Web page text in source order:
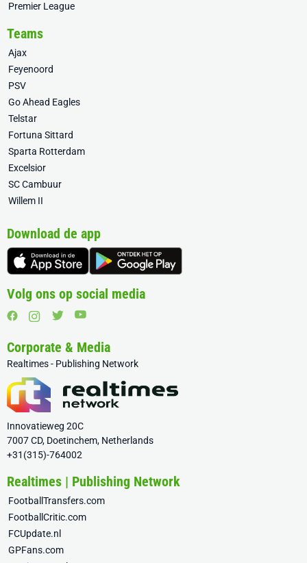
Premier League
Teams
Ajax
Feyenoord
PSV
Go Ahead Eagles
Telstar
Fortuna Sittard
Sparta Rotterdam
Excelsior
SC Cambuur
Willem II
Download de app
Volg ons op social media
Corporate & Media
Realtimes - Publishing Network
Innovatieweg 20C
7007 CD, Doetinchem, Netherlands
+31(315)-764002
Realtimes | Publishing Network
FootballTransfers.com
FootballCritic.com
FCUpdate.nl
GPFans.com